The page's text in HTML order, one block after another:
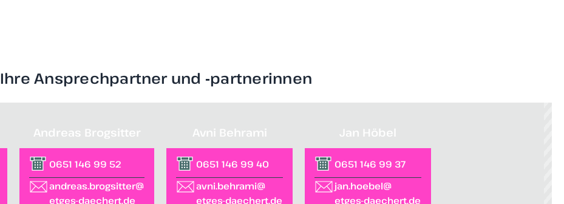
Ihre Ansprechpartner und ‑partnerinnen
Andreas Brogsitter
0651 146 99 52
andreas.brogsitter@
etges-daechert.de
Avni Behrami
0651 146 99 40
avni.behrami@
etges-daechert.de
Jan Höbel
0651 146 99 37
jan.hoebel@
etges-daechert.de